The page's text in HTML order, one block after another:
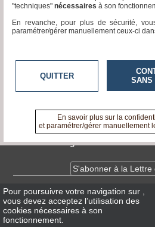
Blogs
Prémium
annuaire
Accès
tvlocale.fr
Contactez-nous
A propos de tvlocale.fr
Devenir délégué
S'abonner à la Lettre
InfosCNIL/RGPD
Conditions Générales d'Utilisation
Pour poursuivre votre navigation sur
vous devez acceptez l’utilisation des
cookies nécessaires à son
fonctionnement.
"techniques" nécessaires à son
En revanche, pour plus de sécurité,
paramétrer/gérer manuellement ceux-ci
QUITTER
SANS
En savoir plus sur la
et paramétrer/gérer manuellement